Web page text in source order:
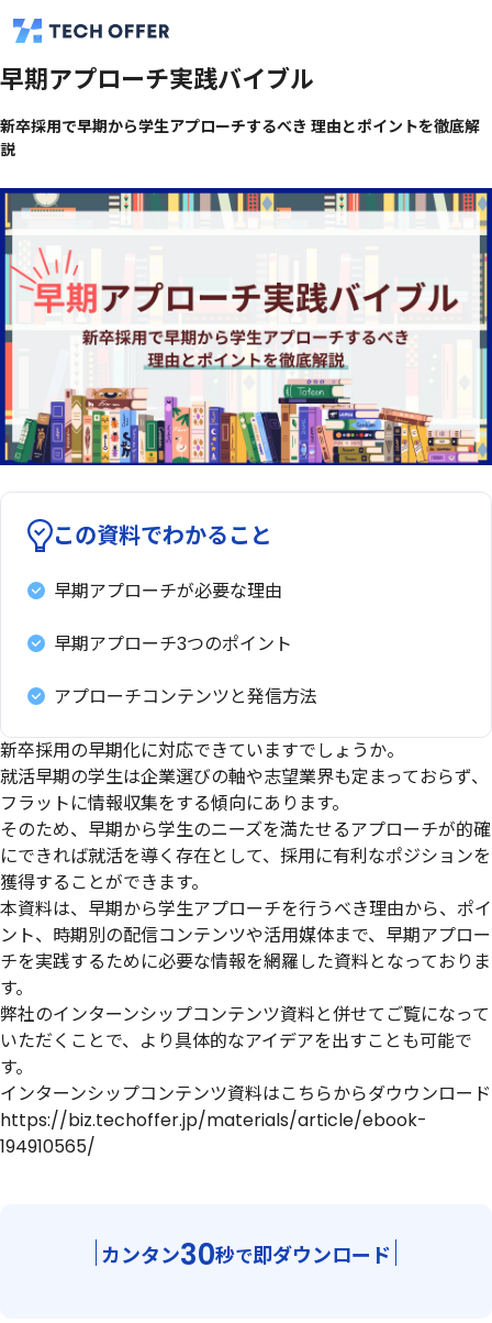
早期アプローチ実践バイブル
新卒採用で早期から学生アプローチするべき 理由とポイントを徹底解
説
この資料でわかること
早期アプローチが必要な理由
早期アプローチ3つのポイント
アプローチコンテンツと発信方法
新卒採用の早期化に対応できていますでしょうか。
就活早期の学生は企業選びの軸や志望業界も定まっておらず、
フラットに情報収集をする傾向にあります。
そのため、早期から学生のニーズを満たせるアプローチが的確
にできれば就活を導く存在として、採用に有利なポジションを
獲得することができます。
本資料は、早期から学生アプローチを行うべき理由から、ポイ
ント、時期別の配信コンテンツや活用媒体まで、早期アプロー
チを実践するために必要な情報を網羅した資料となっておりま
す。
弊社のインターンシップコンテンツ資料と併せてご覧になって
いただくことで、より具体的なアイデアを出すことも可能で
す。
インターンシップコンテンツ資料はこちらからダウウンロード
https://biz.techoffer.jp/materials/article/ebook-
194910565/
カンタン30秒で即ダウンロード